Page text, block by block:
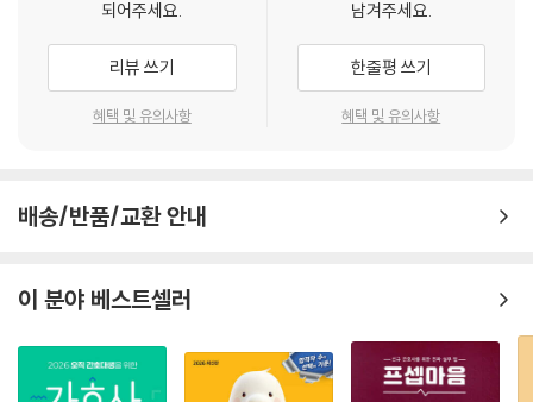
작가의 수많은 고민과 노력이 느껴지는 전문성 가득한 이 책을 전국의 모
든 응급실 간호사들에게 추천합니다.
고 하지도 말아요. 조금씩 조금씩 한 파트씩이 책을 술술 읽다 보면 익숙한
것들이 보이기 시작하고 증상이 보이고 질환이 이해되기 시작할 거예요.
예요! 이 책을 찾은 모든 응급실 간호사들을 응원합니다.
신규 간호사들이 응급실 업무에 대해 이해하고 숙지할 수 있도록 하는 좋
되어주세요.
리뷰 쓰기
혜택 및 유의사항
남겨주세요.
한줄평 쓰기
혜택 및 유의사항
배송/반품/교환 안내
이 분야 베스트셀러